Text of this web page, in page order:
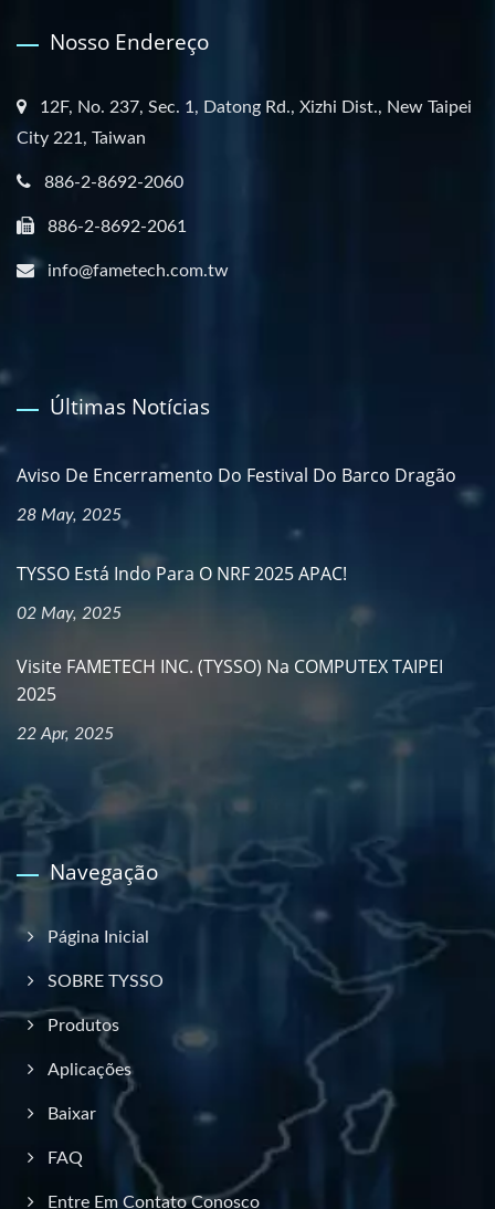
Nosso Endereço
12F, No. 237, Sec. 1, Datong Rd., Xizhi Dist., New Taipei
City 221, Taiwan
886-2-8692-2060
886-2-8692-2061
info@fametech.com.tw
Últimas Notícias
Aviso De Encerramento Do Festival Do Barco Dragão
28 May, 2025
TYSSO Está Indo Para O NRF 2025 APAC!
02 May, 2025
Visite FAMETECH INC. (TYSSO) Na COMPUTEX TAIPEI
2025
22 Apr, 2025
Navegação
Página Inicial
SOBRE TYSSO
Produtos
Aplicações
Baixar
FAQ
Entre Em Contato Conosco